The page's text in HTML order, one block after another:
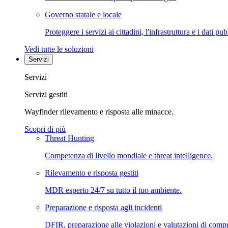
Governo statale e locale
Proteggere i servizi ai cittadini, l'infrastruttura e i dati
Vedi tutte le soluzioni
Servizi
Servizi
Servizi gestiti
Wayfinder rilevamento e risposta alle minacce.
Scopri di più
Threat Hunting
Competenza di livello mondiale e threat intelligence.
Rilevamento e risposta gestiti
MDR esperto 24/7 su tutto il tuo ambiente.
Preparazione e risposta agli incidenti
DFIR, preparazione alle violazioni e valutazioni di